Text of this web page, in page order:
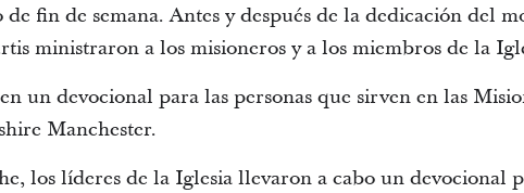
fin de semana. Antes y después de la dedicación del
ministraron a los misioneros y a los miembros de la
un devocional para las personas que sirven en las
Manchester.
los líderes de la Iglesia llevaron a cabo un devocional